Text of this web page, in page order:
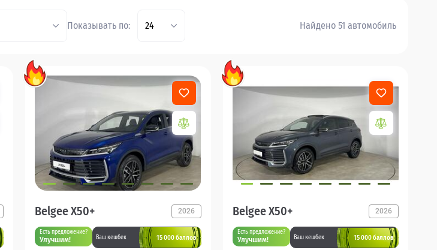
Показывать по: 24 Найдено 51 автомобиль
Belgee X50+ 2026
Есть предложение?
Улучшим! Ваш кешбек 15 000 баллов
Belgee X50+ 2026
Есть предложение?
Улучшим! Ваш кешбек 15 000 баллов